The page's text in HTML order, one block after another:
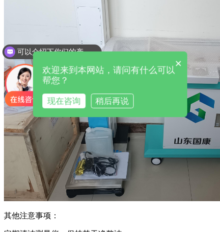
其他注意事项：
可以介绍下你们的产品么
×
欢迎来到本网站，请问有什么可以
帮您？
现在咨询 稍后再说